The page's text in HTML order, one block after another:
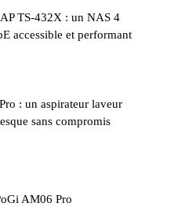
TS-432X : un NAS 4
accessible et performant
: un aspirateur laveur
sans compromis
AM06 Pro